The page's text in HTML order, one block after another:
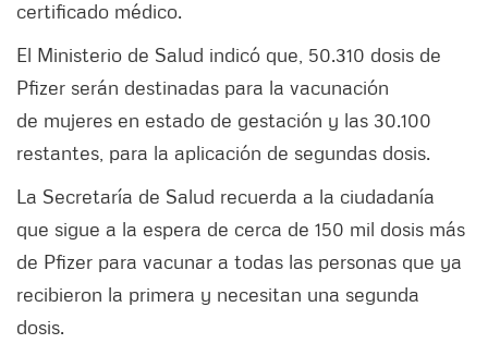
certificado médico.
El Ministerio de Salud indicó que, 50.310 dosis de
Pfizer serán destinadas para la vacunación
de mujeres en estado de gestación y las 30.100
restantes, para la aplicación de segundas dosis.
La Secretaría de Salud recuerda a la ciudadanía
que sigue a la espera de cerca de 150 mil dosis más
de Pfizer para vacunar a todas las personas que ya
recibieron la primera y necesitan una segunda
dosis.